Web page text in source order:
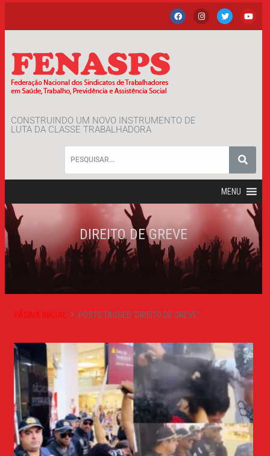
CONSTRUINDO UM NOVO INSTRUMENTO DE
LUTA DA CLASSE TRABALHADORA
MENU
DIREITO DE GREVE
PÁGINA INICIAL POSTS TAGGED 'DIREITO DE GREVE'